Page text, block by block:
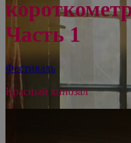
Часть 1
Фестиваль
Красный кинозал